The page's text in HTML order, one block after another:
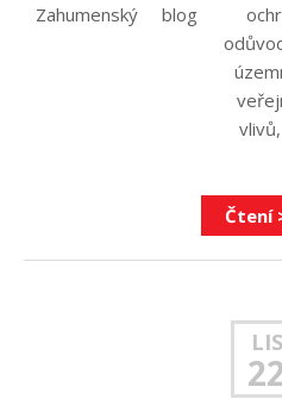
Zahumenský
blog
vlivů,
Čtení
LIS